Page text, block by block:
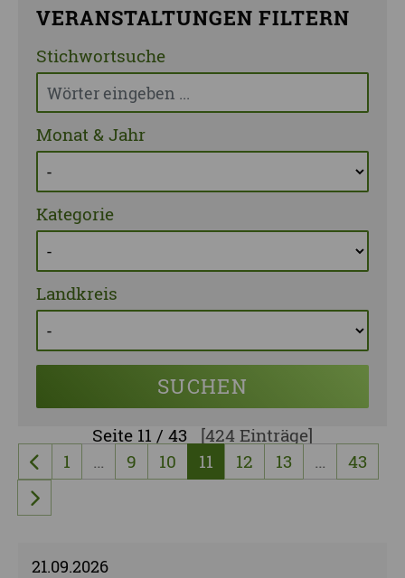
VERANSTALTUNGEN FILTERN
Stichwortsuche
Monat & Jahr
Kategorie
Landkreis
SUCHEN
Seite 11 / 43
[424 Einträge]
vorherige Seite
1 … 9 10 11 12 13 … 43
nächste Seite
21.09.2026